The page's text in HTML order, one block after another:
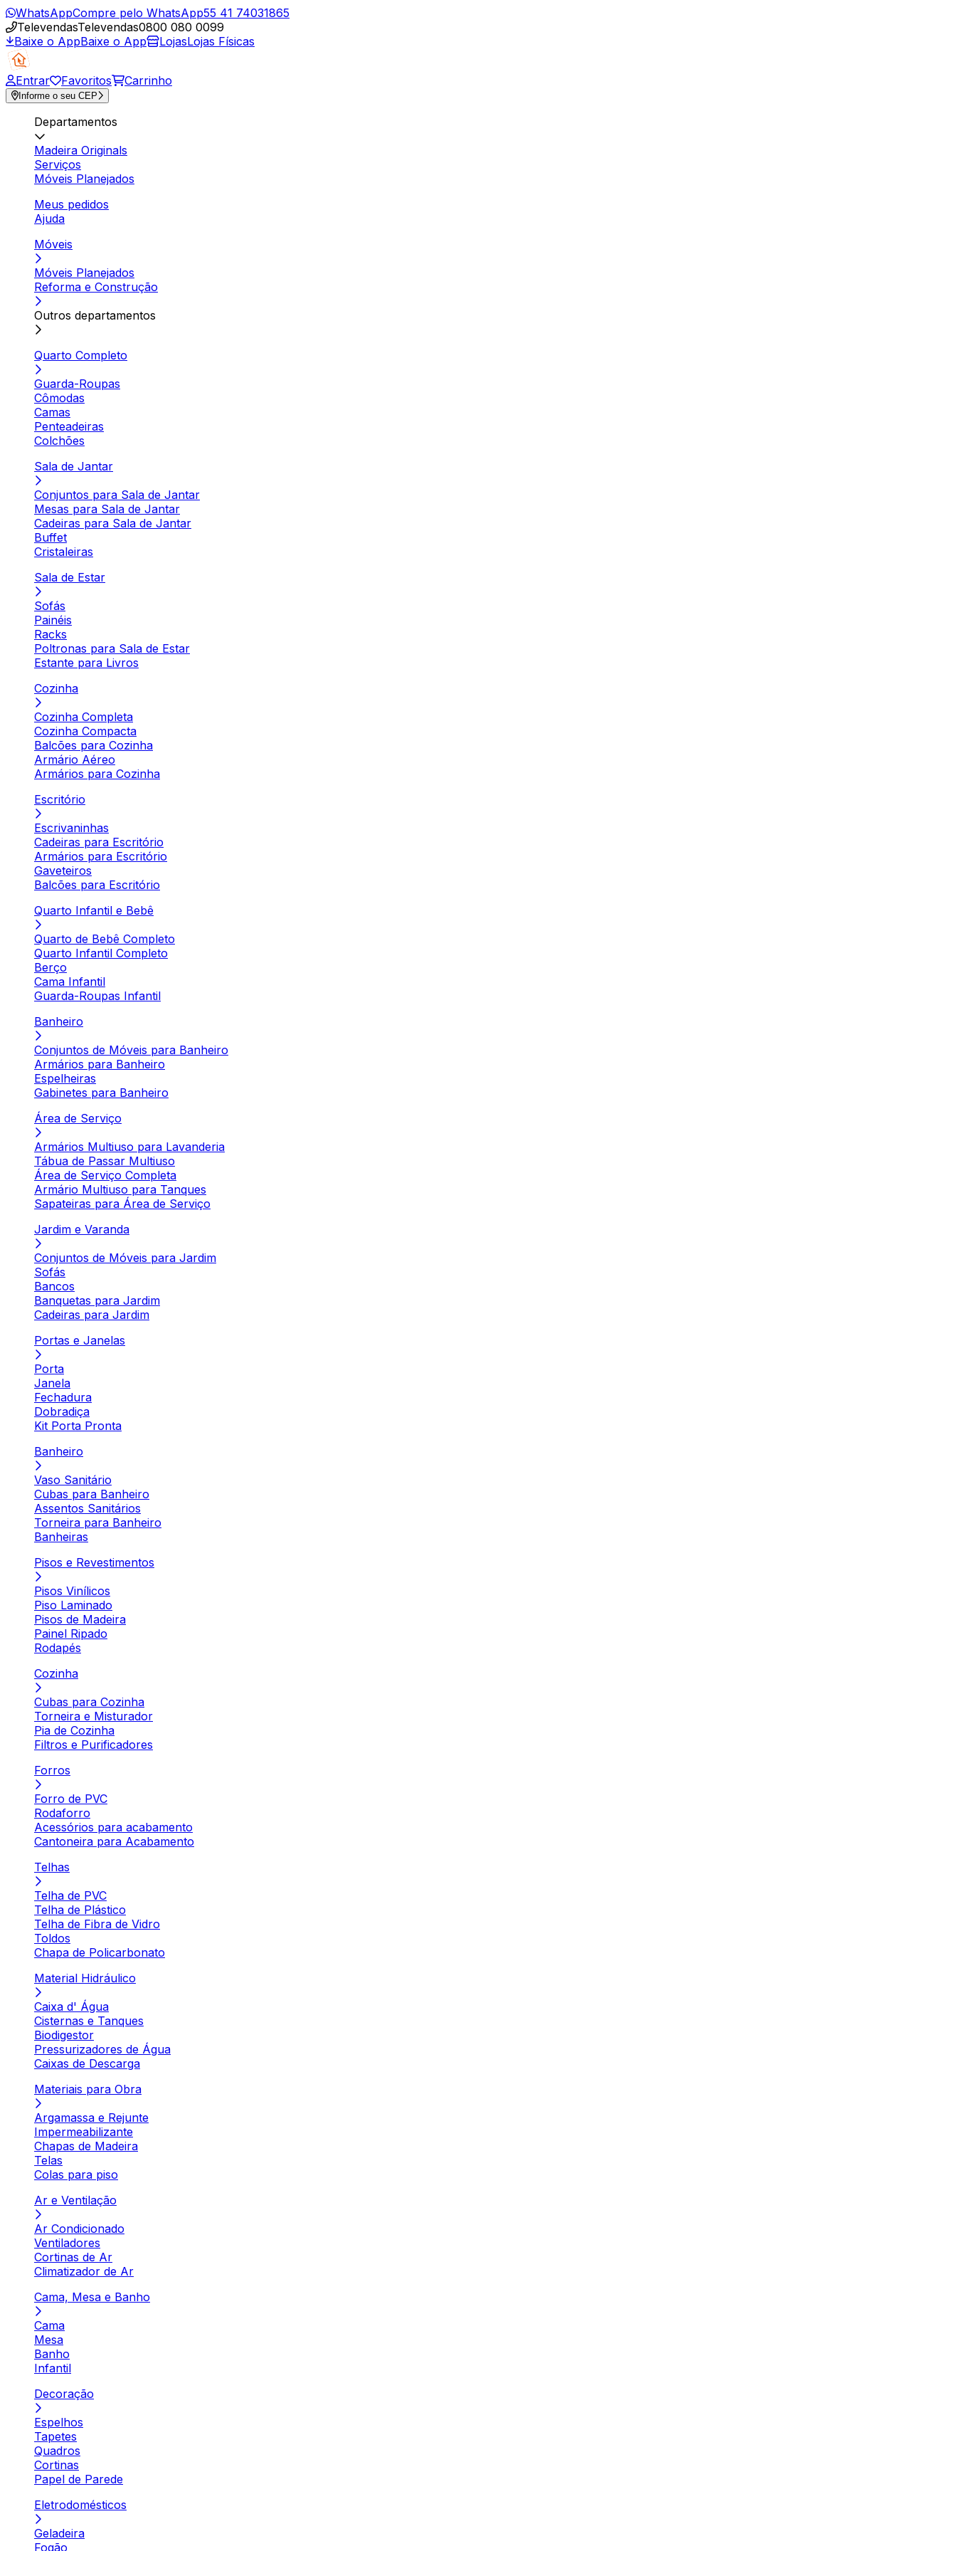
WhatsAppCompre pelo WhatsApp55 41 74031865
TelevendasTelevendas0800 080 0099
Baixe o AppBaixe o App LojasLojas Físicas
Entrar Favoritos Carrinho
Informe o seu CEP
Departamentos
Madeira Originals
Serviços
Móveis Planejados
Meus pedidos
Ajuda
Móveis
Móveis Planejados
Reforma e Construção
Outros departamentos
Quarto Completo
Guarda-Roupas
Cômodas
Camas
Penteadeiras
Colchões
Sala de Jantar
Conjuntos para Sala de Jantar
Mesas para Sala de Jantar
Cadeiras para Sala de Jantar
Buffet
Cristaleiras
Sala de Estar
Sofás
Painéis
Racks
Poltronas para Sala de Estar
Estante para Livros
Cozinha
Cozinha Completa
Cozinha Compacta
Balcões para Cozinha
Armário Aéreo
Armários para Cozinha
Escritório
Escrivaninhas
Cadeiras para Escritório
Armários para Escritório
Gaveteiros
Balcões para Escritório
Quarto Infantil e Bebê
Quarto de Bebê Completo
Quarto Infantil Completo
Berço
Cama Infantil
Guarda-Roupas Infantil
Banheiro
Conjuntos de Móveis para Banheiro
Armários para Banheiro
Espelheiras
Gabinetes para Banheiro
Área de Serviço
Armários Multiuso para Lavanderia
Tábua de Passar Multiuso
Área de Serviço Completa
Armário Multiuso para Tanques
Sapateiras para Área de Serviço
Jardim e Varanda
Conjuntos de Móveis para Jardim
Sofás
Bancos
Banquetas para Jardim
Cadeiras para Jardim
Portas e Janelas
Porta
Janela
Fechadura
Dobradiça
Kit Porta Pronta
Banheiro
Vaso Sanitário
Cubas para Banheiro
Assentos Sanitários
Torneira para Banheiro
Banheiras
Pisos e Revestimentos
Pisos Vinílicos
Piso Laminado
Pisos de Madeira
Painel Ripado
Rodapés
Cozinha
Cubas para Cozinha
Torneira e Misturador
Pia de Cozinha
Filtros e Purificadores
Forros
Forro de PVC
Rodaforro
Acessórios para acabamento
Cantoneira para Acabamento
Telhas
Telha de PVC
Telha de Plástico
Telha de Fibra de Vidro
Toldos
Chapa de Policarbonato
Material Hidráulico
Caixa d' Água
Cisternas e Tanques
Biodigestor
Pressurizadores de Água
Caixas de Descarga
Materiais para Obra
Argamassa e Rejunte
Impermeabilizante
Chapas de Madeira
Telas
Colas para piso
Ar e Ventilação
Ar Condicionado
Ventiladores
Cortinas de Ar
Climatizador de Ar
Cama, Mesa e Banho
Cama
Mesa
Banho
Infantil
Decoração
Espelhos
Tapetes
Quadros
Cortinas
Papel de Parede
Eletrodomésticos
Geladeira
Fogão